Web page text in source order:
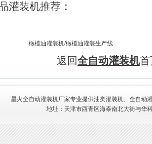
灌装机推荐：
橄榄油灌装机/橄榄油灌装生产线
返回全自动灌装机
星火全自动灌装机厂家专业提供油类灌装机、 全自动
地址：天津市西青区海泰南北大街与